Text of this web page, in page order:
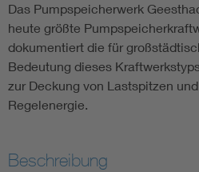
Das Pumpspeicherwerk
heute größte
dokumentiert die für
Bedeutung dieses
zur Deckung von Lastspitzen
Regelenergie.
Beschreibung